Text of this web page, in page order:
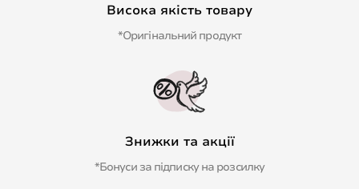
Висока якість товару
*Оригінальний продукт
Знижки та акції
*Бонуси за підписку на розсилку